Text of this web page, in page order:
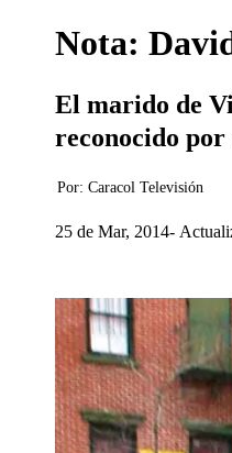
Nota:
El marido de
reconocido por
Por: Caracol Televisión
25 de Mar, 2014